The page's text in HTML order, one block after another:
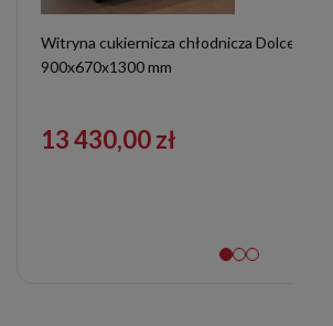
Witryna cukiernicza chłodnicza Dolce
900x670x1300 mm
13 430,00 zł